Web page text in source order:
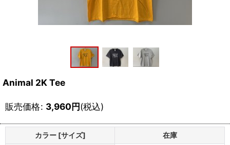
Animal 2K Tee
販売価格: 3,960円(税込)
カラー [サイズ]
在庫